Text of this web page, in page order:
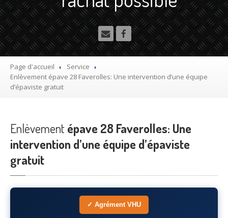
Camion et Poids Lourd
Utilitaire
Démolisseuragrée VHU gratuit
Mettre à la casse sa voiture
Dépollution
Destructionde voiture agréé
EpavisteGratuit
Rachat
Où?
Page d'accueil
Service
Enlèvement épave 28 Faverolles: Une intervention d’une équipe
d’épaviste gratuit
Enlèvement épave 28 Faverolles: Une
intervention d’une équipe d’épaviste
gratuit
✓ Agrément VHU